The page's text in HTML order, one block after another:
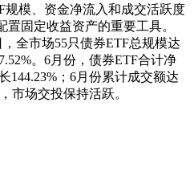
规模、资金净流入和成交活跃度
固定收益资产的重要工具。
全市场55只债券ETF总规模达
。6月份，债券ETF合计净
144.23%；6月份累计成交额达
市场交投保持活跃。